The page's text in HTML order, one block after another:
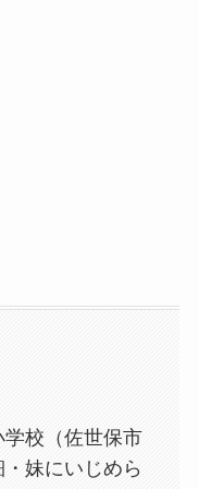
校（佐世保市
妹にいじめら